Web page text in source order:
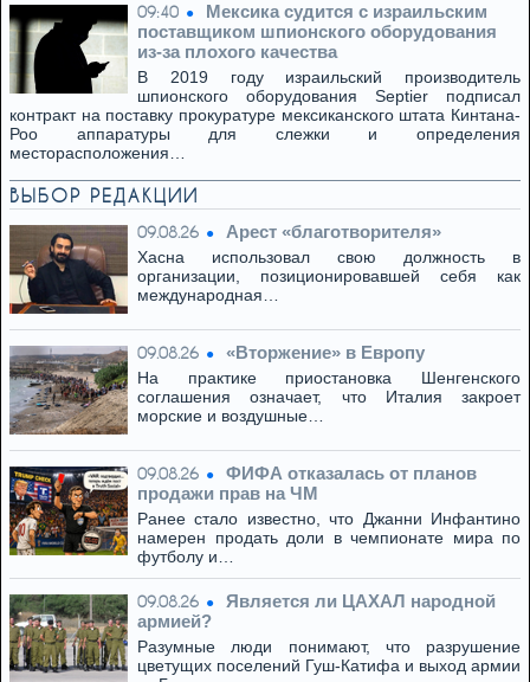
09:40
Мексика судится с израильским
поставщиком шпионского оборудования
из-за плохого качества
В 2019 году израильский производитель
шпионского оборудования Septier подписал
контракт на поставку прокуратуре мексиканского штата Кинтана-
Роо аппаратуры для слежки и определения
месторасположения…
ВЫБОР РЕДАКЦИИ
09.08.26 Арест «благотворителя»
Хасна использовал свою должность в
организации, позиционировавшей себя как
международная…
09.08.26 «Вторжение» в Европу
На практике приостановка Шенгенского
соглашения означает, что Италия закроет
морские и воздушные…
09.08.26
ФИФА отказалась от планов
продажи прав на ЧМ
Ранее стало известно, что Джанни Инфантино
намерен продать доли в чемпионате мира по
футболу и…
09.08.26
Является ли ЦАХАЛ народной
армией?
Разумные люди понимают, что разрушение
цветущих поселений Гуш-Катифа и выход армии